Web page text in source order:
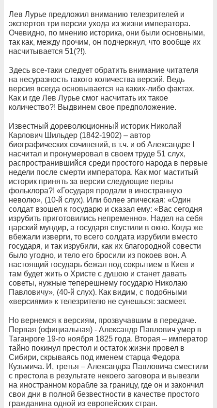
Лев Лурье предложил вниманию телезрителей и
экспертов три версии ухода из жизни императора.
Очевидно, по мнению историка, они были основными,
так как, между прочим, он подчеркнул, что вообще их
насчитывается 51(?!).
Здесь все-таки следует обратить внимание читателя
на несуразность такого количества версий. Ведь
версия всегда основывается на каких-либо фактах.
Как и где Лев Лурье смог насчитать их такое
количество?! Выдвинем свое предположение.
Известный дореволюционный историк Николай
Карлович Шильдер (1842-1902) – автор
биографических сочинений, в т.ч. и об Александре I
насчитал и пронумеровал в своем труде 51 слух,
распространившийся среди простого народа в первые
недели после смерти императора. Как мог маститый
историк принять за версии следующие перлы
фольклора?! «Государя продали в иностранную
неволю», (10-й слух). Или более эпическая: «Один
солдат взошел к государю и сказал ему: «Вас сегодня
изрубить приготовились непременно». Надел на себя
царский мундир, а государя спустили в окно. Когда же
вбежали изверги, то всего солдата изрубили вместо
государя, и так изрубили, как их благородной совести
было угодно, и тело его бросили из покоев вон. А
настоящий государь бежал под сокрытием в Киев и
там будет жить о Христе с душою и станет давать
советы, нужные теперешнему государю Николаю
Павловичу», (40-й слух). Как видим, с подобными
«версиями» к телезрителю не сунешься: засмеет.
Но вернемся к версиям, прозвучавшим в передаче.
Первая (официальная) - Александр Павлович умер в
Таганроге 19-го ноября 1825 года. Вторая – император
тайно покинул престол и остаток жизни провел в
Сибири, скрываясь под именем старца Федора
Кузьмича. И, третья – Александра Павловича сместили
с престола в результате некоего заговора и вывезли
на иностранном корабле за границу, где он и закончил
свои дни в полной безвестности в качестве простого
гражданина одной из европейских стран.